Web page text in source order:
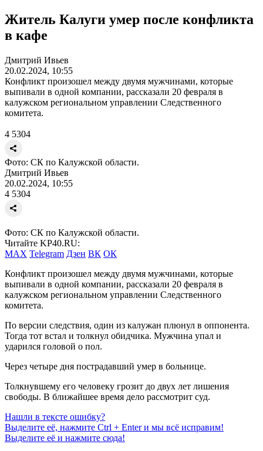
Житель Калуги умер после конфликта
в кафе
Дмитрий Ивьев
20.02.2024, 10:55
Конфликт произошел между двумя мужчинами, которые
выпивали в одной компании, рассказали 20 февраля в
калужском региональном управлении Следственного
комитета.
4 5304
Фото: СК по Калужской области.
Дмитрий Ивьев
20.02.2024, 10:55
4 5304
Фото: СК по Калужской области.
Читайте KP40.RU:
MAX Telegram Дзен ВК ОК
Конфликт произошел между двумя мужчинами, которые
выпивали в одной компании, рассказали 20 февраля в
калужском региональном управлении Следственного
комитета.
По версии следствия, один из калужан плюнул в оппонента.
Тогда тот встал и толкнул обидчика. Мужчина упал и
ударился головой о пол.
Через четыре дня пострадавший умер в больнице.
Толкнувшему его человеку грозит до двух лет лишения
свободы. В ближайшее время дело рассмотрит суд.
Нашли в тексте ошибку?
Выделите её, нажмите Ctrl + Enterи мы всё исправим!
Выделите её и нажмите сюда!